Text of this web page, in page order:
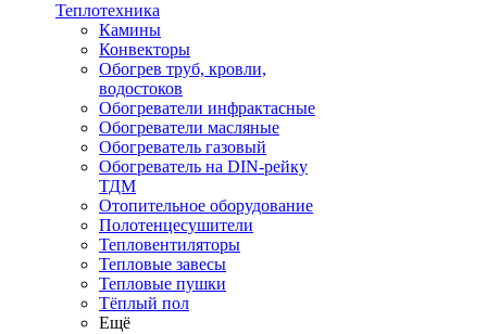
Теплотехника
Камины
Конвекторы
Обогрев труб, кровли,
водостоков
Обогреватели инфрактасные
Обогреватели масляные
Обогреватель газовый
Обогреватель на DIN-рейку
ТДМ
Отопительное оборудование
Полотенцесушители
Тепловентиляторы
Тепловые завесы
Тепловые пушки
Тёплый пол
Ещё